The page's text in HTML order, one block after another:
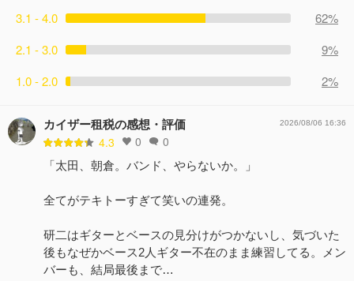
3.1 - 4.0
62%
2.1 - 3.0
9%
1.0 - 2.0
2%
カイザー租税の感想・評価
4.3 0 0
2026/08/06 16:36
「太田、朝倉。バンド、やらないか。」
全てがテキトーすぎて笑いの連発。
研二はギターとベースの見分けがつかないし、気づいた
後もなぜかベース2人ギター不在のまま練習してる。メン
バーも、結局最後まで…